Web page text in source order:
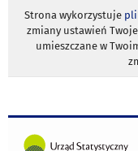
Strona wykorzystuje
zmiany ustawień
umieszczane w